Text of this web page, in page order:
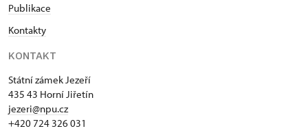
Publikace
Kontakty
KONTAKT
Státní zámek Jezeří
435 43 Horní Jiřetín
jezeri@npu.cz
+420 724 326 031